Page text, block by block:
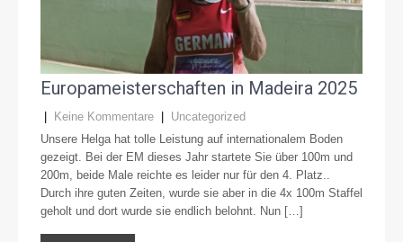
Europameisterschaften in Madeira 2025
Keine Kommentare
Uncategorized
Unsere Helga hat tolle Leistung auf internationalem Boden
gezeigt. Bei der EM dieses Jahr startete Sie über 100m und
200m, beide Male reichte es leider nur für den 4. Platz..
Durch ihre guten Zeiten, wurde sie aber in die 4x 100m Staffel
geholt und dort wurde sie endlich belohnt. Nun […]